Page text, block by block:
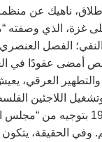
ناهيك عن منظمة
غزة، الذي وصفته
الفصل
عقودًا في
والتطهير العرقي،
إنشاؤها في العام
سكان غزة من لاجئين جاؤوا من أجزاء أخرى من فلسطين.